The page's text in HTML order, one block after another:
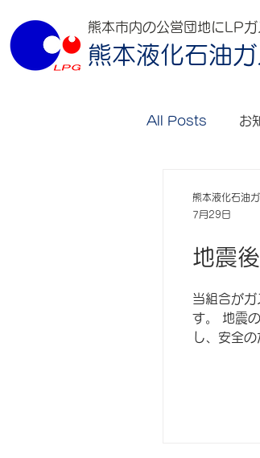
熊本市内の公営団地にLP
熊本液化石油
All Posts お
地震
当組合が
す。 地震
し、安全
熊本液化石油
7月29日